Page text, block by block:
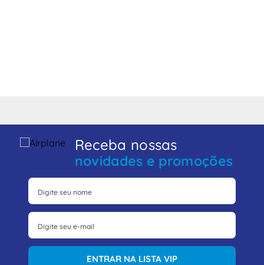
Receba nossas
novidades e promoções
ENTRAR NA LISTA VIP